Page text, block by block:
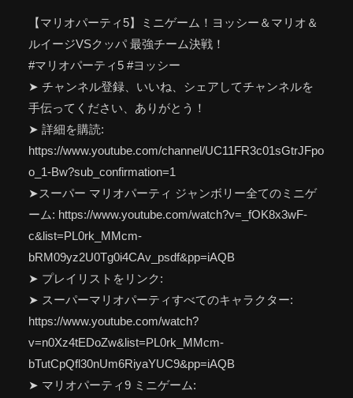
【マリオパーティ5】ミニゲーム！ヨッシー＆マリオ＆
ルイージVSクッパ 最強チーム決戦！
#マリオパーティ5 #ヨッシー
➤ チャンネル登録、いいね、シェアしてチャンネルを
手伝ってください、ありがとう！
➤ 詳細を購読:
https://www.youtube.com/channel/UC11FR3c01sGtrJFpo
o_1-Bw?sub_confirmation=1
➤スーパー マリオパーティ ジャンボリー全てのミニゲ
ーム: https://www.youtube.com/watch?v=_fOK8x3wF-
c&list=PL0rk_MMcm-
bRM09yz2U0Tg0i4CAv_psdf&pp=iAQB
➤ プレイリストをリンク:
➤ スーパーマリオパーティすべてのキャラクター:
https://www.youtube.com/watch?
v=n0Xz4tEDoZw&list=PL0rk_MMcm-
bTutCpQfl30nUm6RiyaYUC9&pp=iAQB
➤ マリオパーティ9 ミニゲーム: